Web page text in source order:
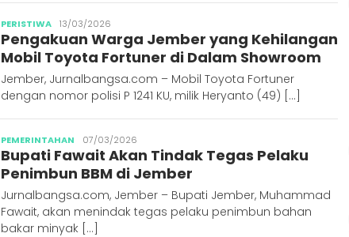
PERISTIWAPublisher
13/03/2026
Pengakuan Warga Jember yang Kehilangan
Mobil Toyota Fortuner di Dalam Showroom
Jember, Jurnalbangsa.com – Mobil Toyota Fortuner
dengan nomor polisi P 1241 KU, milik Heryanto (49) […]
PEMERINTAHAN Publisher
07/03/2026
Bupati Fawait Akan Tindak Tegas Pelaku
Penimbun BBM di Jember
Jurnalbangsa.com, Jember – Bupati Jember, Muhammad
Fawait, akan menindak tegas pelaku penimbun bahan
bakar minyak […]